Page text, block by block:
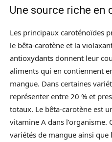
Une source riche en
Les principaux caroténoïdes
le bêta-carotène et la
antioxydants donnent leur
aliments qui en contiennent
mangue. Dans certaines
représenter entre 20 % et
totaux. Le bêta-carotène est
vitamine A dans l’organisme.
variétés de mangue ainsi